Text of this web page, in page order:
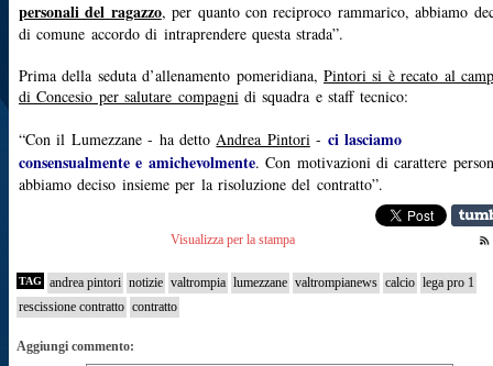
personali del ragazzo, per quanto con reciproco rammarico, abbiamo
di comune accordo di intraprendere questa strada”.
Prima della seduta d’allenamento pomeridiana, Pintori si è recato al
di Concesio per salutare compagnidi squadra e staff tecnico:
“Con il Lumezzane - ha dettoAndrea Pintori- ci lasciamo
consensualmente e amichevolmente. Con motivazioni di carattere
abbiamo deciso insieme per la risoluzione del contratto”.
Visualizza per la stampa
TAG andrea pintori notizie valtrompia lumezzane valtrompianews calcio lega pro 1
rescissione contratto contratto
Aggiungi commento: